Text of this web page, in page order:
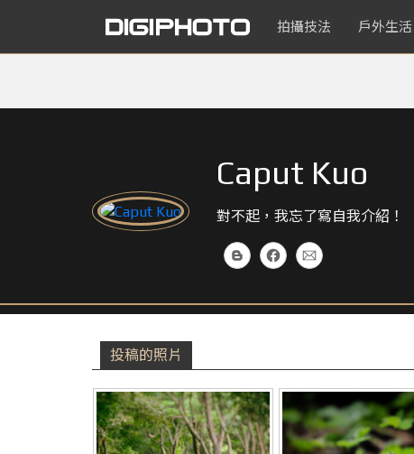
拍攝技法 戶外生活
Caput Kuo
對不起，我忘了寫自我介紹！
投稿的照片